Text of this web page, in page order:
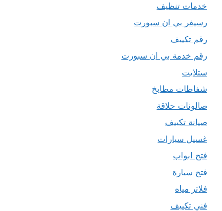
خدمات تنظيف
رسيفر بي ان سبورت
رقم تكييف
رقم خدمة بي ان سبورت
ستلايت
شفاطات مطابخ
صالونات حلاقة
صيانة تكييف
غسيل سيارات
فتح ابواب
فتح سيارة
فلاتر مياه
فني تكييف